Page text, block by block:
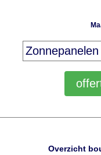
Overzicht